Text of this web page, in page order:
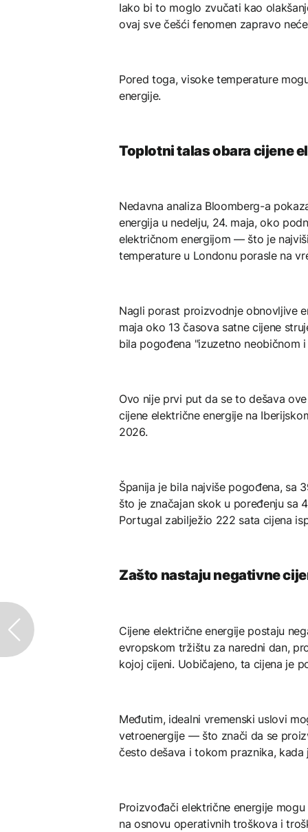
Iako bi to moglo zvučati kao
ovaj sve češći fenomen zapravo
Pored toga, visoke temperature
energije.
Toplotni talas obara cijene
Nedavna analiza Bloomberg-a
energija u nedelju, 24. maja, oko
električnom energijom — što je
temperature u Londonu porasle na
Nagli porast proizvodnje obnovljive
maja oko 13 časova satne cijene
bila pogođena "izuzetno neobičnom
Ovo nije prvi put da se to dešava
cijene električne energije na
2026.
Španija je bila najviše pogođena, sa
što je značajan skok u poređenju sa
Portugal zabilježio 222 sata cijena
Zašto nastaju negativne
Cijene električne energije postaju
evropskom tržištu za naredni dan,
kojoj cijeni. Uobičajeno, ta cijena je
Međutim, idealni vremenski uslovi
vetroenergije — što znači da se
često dešava i tokom praznika,
Proizvođači električne energije
na osnovu operativnih troškova i